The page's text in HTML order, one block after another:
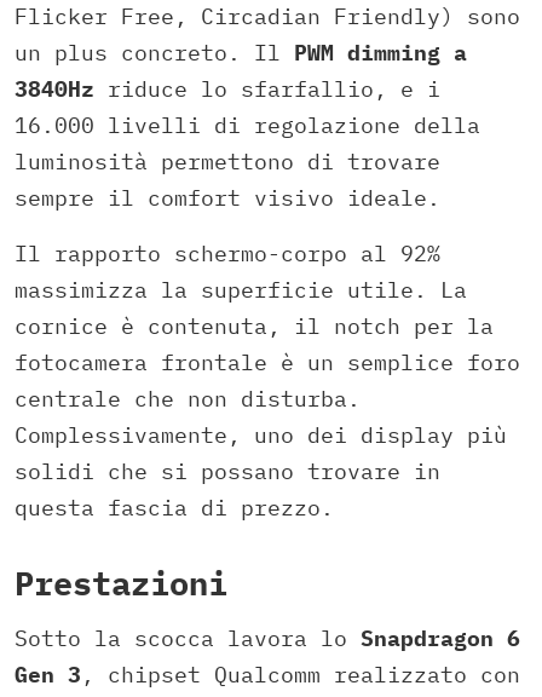
Flicker Free, Circadian Friendly) sono
un plus concreto. Il PWM dimming a
3840Hz riduce lo sfarfallio, e i
16.000 livelli di regolazione della
luminosità permettono di trovare
sempre il comfort visivo ideale.
Il rapporto schermo-corpo al 92%
massimizza la superficie utile. La
cornice è contenuta, il notch per la
fotocamera frontale è un semplice foro
centrale che non disturba.
Complessivamente, uno dei display più
solidi che si possano trovare in
questa fascia di prezzo.
Prestazioni
Sotto la scocca lavora lo Snapdragon 6
Gen 3 , chipset Qualcomm realizzato con